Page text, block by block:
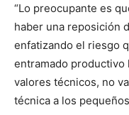
“Lo preocupante es
haber una reposición
enfatizando el riesgo
entramado productivo
valores técnicos, no
técnica a los